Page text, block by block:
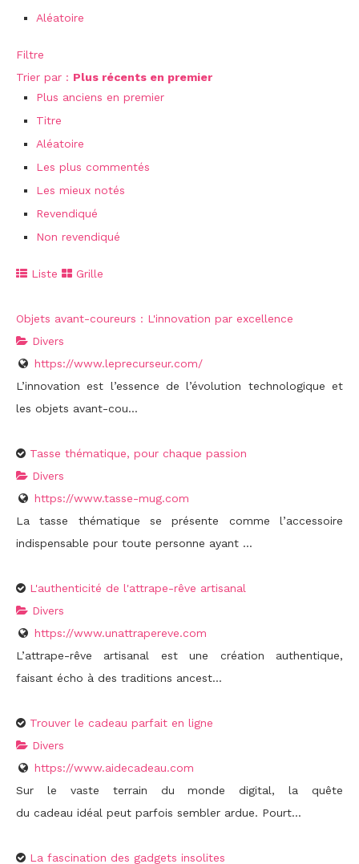
Aléatoire
Filtre
Trier par : Plus récents en premier
Plus anciens en premier
Titre
Aléatoire
Les plus commentés
Les mieux notés
Revendiqué
Non revendiqué
Liste Grille
Objets avant-coureurs : L'innovation par excellence
Divers
https://www.leprecurseur.com/
L’innovation est l’essence de l’évolution technologique et
les objets avant-cou...
Tasse thématique, pour chaque passion
Divers
https://www.tasse-mug.com
La tasse thématique se présente comme l’accessoire
indispensable pour toute personne ayant ...
L'authenticité de l'attrape-rêve artisanal
Divers
https://www.unattrapereve.com
L’attrape-rêve artisanal est une création authentique,
faisant écho à des traditions ancest...
Trouver le cadeau parfait en ligne
Divers
https://www.aidecadeau.com
Sur le vaste terrain du monde digital, la quête
du cadeau idéal peut parfois sembler ardue. Pourt...
La fascination des gadgets insolites